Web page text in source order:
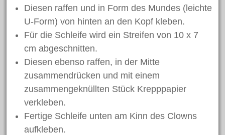
Diesen raffen und in Form des Mundes (leichte
U-Form) von hinten an den Kopf kleben.
Für die Schleife wird ein Streifen von 10 x 7
cm abgeschnitten.
Diesen ebenso raffen, in der Mitte
zusammendrücken und mit einem
zusammengeknüllten Stück Krepppapier
verkleben.
Fertige Schleife unten am Kinn des Clowns
aufkleben.